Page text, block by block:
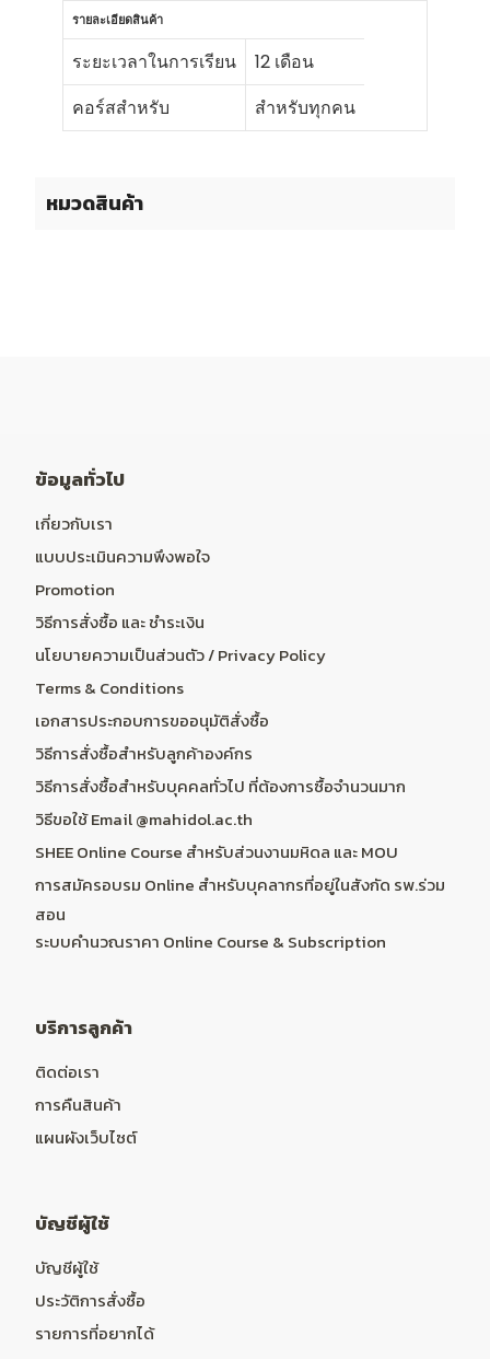
หมวดสินค้า
รายละเอียดสินค้า
ระยะเวลาในการเรียน
12 เดือน
คอร์สสำหรับ
สำหรับทุกคน
ข้อมูลทั่วไป
เกี่ยวกับเรา
แบบประเมินความพึงพอใจ
Promotion
วิธีการสั่งซื้อ และ ชำระเงิน
นโยบายความเป็นส่วนตัว / Privacy Policy
Terms & Conditions
เอกสารประกอบการขออนุมัติสั่งซื้อ
วิธีการสั่งซื้อสำหรับลูกค้าองค์กร
วิธีการสั่งซื้อสำหรับบุคคลทั่วไป ที่ต้องการซื้อจำนวนมาก
วิธีขอใช้ Email @mahidol.ac.th
SHEE Online Course สำหรับส่วนงานมหิดล และ MOU
การสมัครอบรม Online สำหรับบุคลากรที่อยู่ในสังกัด รพ.ร่วม
สอน
ระบบคำนวณราคา Online Course & Subscription
บริการลูกค้า
ติดต่อเรา
การคืนสินค้า
แผนผังเว็บไซต์
บัญชีผู้ใช้
บัญชีผู้ใช้
ประวัติการสั่งซื้อ
รายการที่อยากได้